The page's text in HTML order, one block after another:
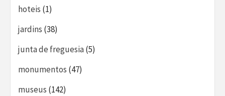
hoteis (1)
jardins (38)
junta de freguesia(5)
monumentos (47)
museus (142)